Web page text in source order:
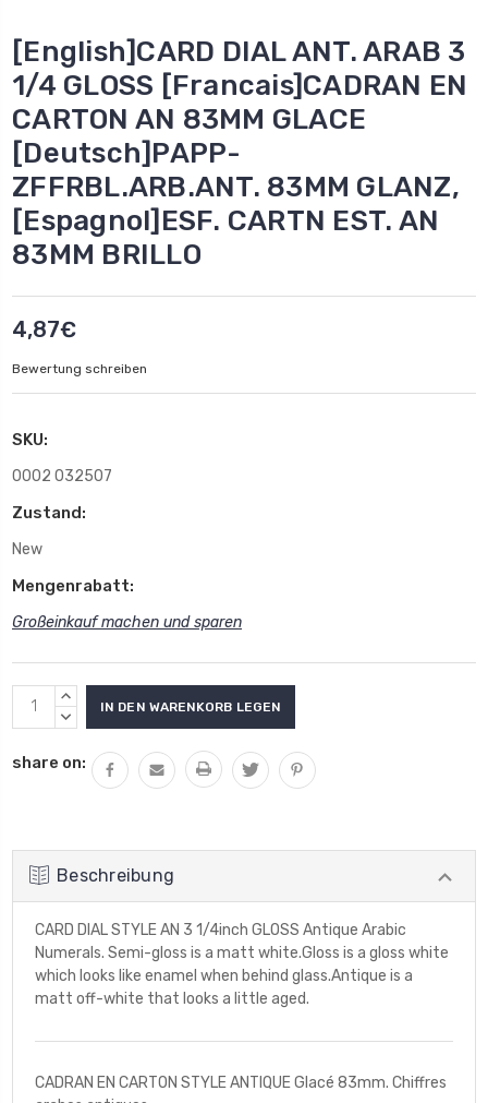
[English]CARD DIAL ANT. ARAB 3
1/4 GLOSS [Francais]CADRAN EN
CARTON AN 83MM GLACE
[Deutsch]PAPP-
ZFFRBL.ARB.ANT. 83MM GLANZ,
[Espagnol]ESF. CARTN EST. AN
83MM BRILLO
4,87€
Bewertung schreiben
SKU:
0002 032507
Zustand:
New
Mengenrabatt:
Großeinkauf machen und sparen
Aktueller
Lagerbestand:
MENGE
VON
ERHÖHEN
MENGE
UNDEFINED
VERRINGERN
share on:
Beschreibung
CARD DIAL STYLE AN 3 1/4inch GLOSS Antique Arabic
Numerals. Semi-gloss is a matt white.Gloss is a gloss white
which looks like enamel when behind glass.Antique is a
matt off-white that looks a little aged.
CADRAN EN CARTON STYLE ANTIQUE Glacé 83mm. Chiffres